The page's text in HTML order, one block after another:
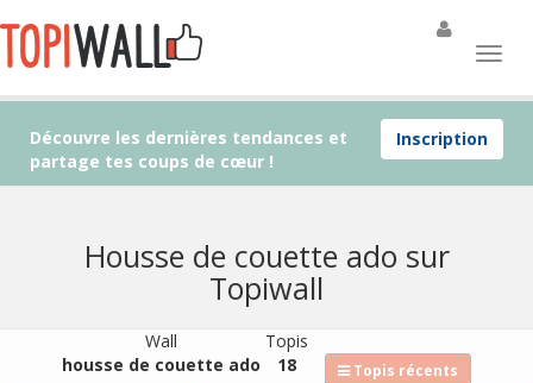
Inscription
Découvre les dernières tendances et
partage tes coups de cœur !
Housse de couette ado sur
Topiwall
Wall
housse de couette ado
Topis
18
Topis récents